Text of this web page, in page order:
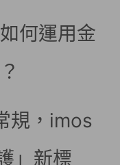
何運用金
規，imos
」新標